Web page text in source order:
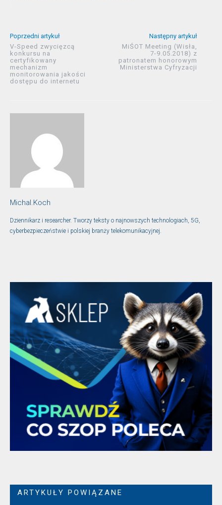
Poprzedni artykuł
V-Speed zwycięzcą
konkursu na
certyfikowany
mechanizm
monitorowania jakości
dostępu do internetu
Następny artykuł
MiŚOT Meeting (Wisła,
7-9.05.2018) z
patronatem honorowym
Ministerstwa Cyfryzacji
Michal.Koch
Dziennikarz i researcher. Tworzy teksty o najnowszych technologiach, 5G,
cyberbezpieczeństwie i polskiej branży telekomunikacyjnej.
ARTYKUŁY POWIĄZANE